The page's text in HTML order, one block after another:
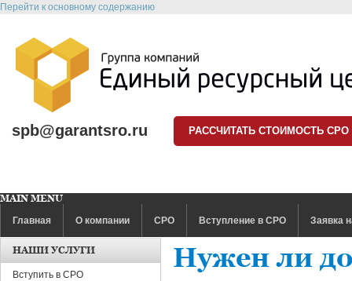
Перейти к основному содержанию
spb@garantsro.ru РАССЧИТАТЬ СТОИМОСТЬ СРО
MAIN MENU
Главная
О компании СРО Вступление в СРО Заявка
Нужен ли
НАШИ УСЛУГИ
Вступить в СРО